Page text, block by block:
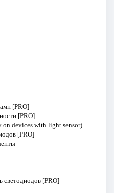
[PRO]
[PRO]
devices with light sensor)
[PRO]
светодиодов [PRO]